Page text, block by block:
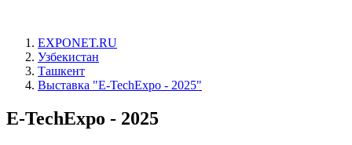
EXPONET.RU
Узбекистан
Ташкент
Выставка "E-TechExpo - 2025"
E-TechExpo - 2025